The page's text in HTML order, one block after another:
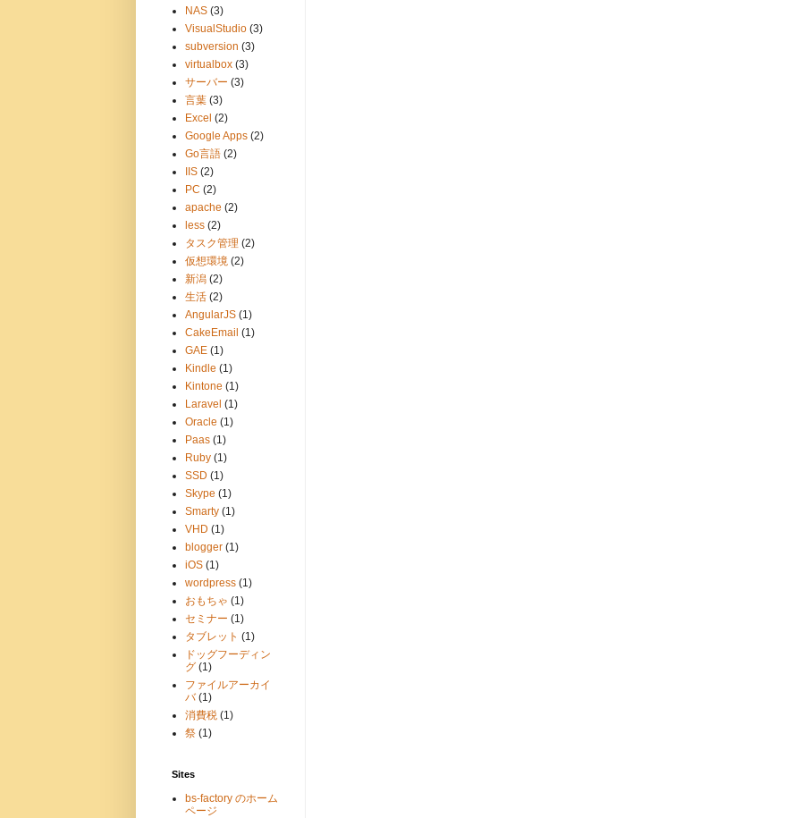
NAS (3)
VisualStudio (3)
subversion (3)
virtualbox (3)
サーバー (3)
言葉 (3)
Excel (2)
Google Apps (2)
Go言語 (2)
IIS (2)
PC (2)
apache (2)
less (2)
タスク管理 (2)
仮想環境 (2)
新潟 (2)
生活 (2)
AngularJS (1)
CakeEmail (1)
GAE (1)
Kindle (1)
Kintone (1)
Laravel (1)
Oracle (1)
Paas (1)
Ruby (1)
SSD (1)
Skype (1)
Smarty (1)
VHD (1)
blogger (1)
iOS (1)
wordpress (1)
おもちゃ (1)
セミナー (1)
タブレット (1)
ドッグフーディン
グ (1)
ファイルアーカイ
バ (1)
消費税 (1)
祭 (1)
Sites
bs-factory のホーム
ページ